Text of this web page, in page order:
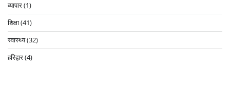
व्यापार(1)
शिक्षा(41)
स्वास्थ्य(32)
हरिद्वार(4)